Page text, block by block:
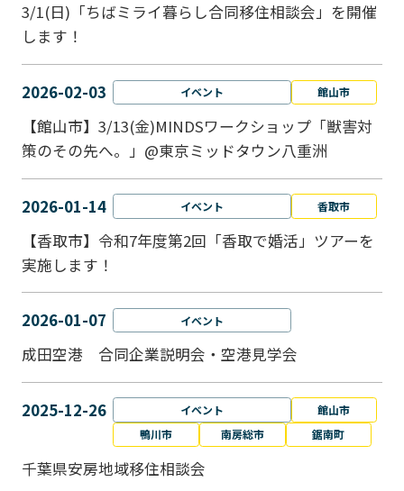
3/1(日)「ちばミライ暮らし合同移住相談会」を開催
します！
2026-02-03 イベント 館山市
【館山市】3/13(金)MINDSワークショップ「獣害対
策のその先へ。」@東京ミッドタウン八重洲
2026-01-14 イベント 香取市
【香取市】令和7年度第2回「香取で婚活」ツアーを
実施します！
2026-01-07 イベント
成田空港 合同企業説明会・空港見学会
2025-12-26 イベント
館山市
鴨川市
南房総市 鋸南町
千葉県安房地域移住相談会